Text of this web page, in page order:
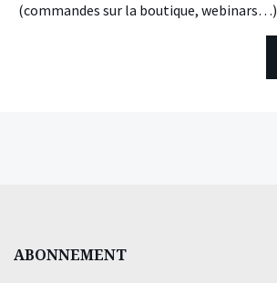
(commandes sur la boutique, webinars…)
ABONNEMENT